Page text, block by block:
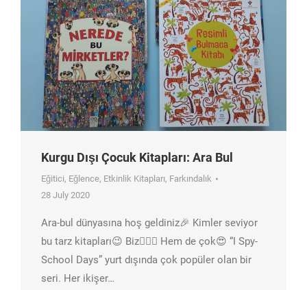
Kurgu Dışı Çocuk Kitapları: Ara Bul
Eğitici, Eğlence, Etkinlik Kitapları, Farkındalık
28 July 2020
Ara-bul dünyasına hoş geldiniz🎉 Kimler seviyor
bu tarz kitapları😉 Biz🙋🏽‍♀️ Hem de çok😍 “I Spy-
School Days” yurt dışında çok popüler olan bir
seri. Her ikişer…